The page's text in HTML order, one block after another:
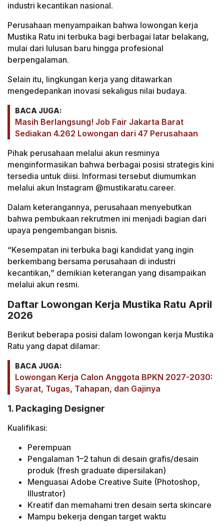
industri kecantikan nasional.
Perusahaan menyampaikan bahwa lowongan kerja
Mustika Ratu ini terbuka bagi berbagai latar belakang,
mulai dari lulusan baru hingga profesional
berpengalaman.
Selain itu, lingkungan kerja yang ditawarkan
mengedepankan inovasi sekaligus nilai budaya.
BACA JUGA:
Masih Berlangsung! Job Fair Jakarta Barat
Sediakan 4.262 Lowongan dari 47 Perusahaan
Pihak perusahaan melalui akun resminya
menginformasikan bahwa berbagai posisi strategis kini
tersedia untuk diisi. Informasi tersebut diumumkan
melalui akun Instagram @mustikaratu.career.
Dalam keterangannya, perusahaan menyebutkan
bahwa pembukaan rekrutmen ini menjadi bagian dari
upaya pengembangan bisnis.
“Kesempatan ini terbuka bagi kandidat yang ingin
berkembang bersama perusahaan di industri
kecantikan,” demikian keterangan yang disampaikan
melalui akun resmi.
Daftar Lowongan Kerja Mustika Ratu April
2026
Berikut beberapa posisi dalam lowongan kerja Mustika
Ratu yang dapat dilamar:
BACA JUGA:
Lowongan Kerja Calon Anggota BPKN 2027-2030:
Syarat, Tugas, Tahapan, dan Gajinya
1. Packaging Designer
Kualifikasi:
Perempuan
Pengalaman 1–2 tahun di desain grafis/desain
produk (fresh graduate dipersilakan)
Menguasai Adobe Creative Suite (Photoshop,
Illustrator)
Kreatif dan memahami tren desain serta skincare
Mampu bekerja dengan target waktu